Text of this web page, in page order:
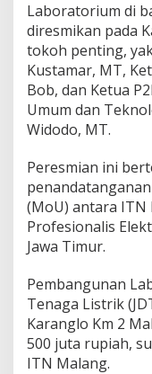
b
o
r
a
t
o
r
m
a
r
i
n
D
i
s
Laboratorium di
diresmikan pada
tokoh penting,
Kustamar, MT,
Bob, dan Ketua
Umum dan
Widodo, MT.
Peresmian ini
(MoU) antara ITN
Profesionalis
Jawa Timur.
Pembangunan
Tenaga Listrik
Karanglo Km 2
500 juta rupiah,
ITN Malang.